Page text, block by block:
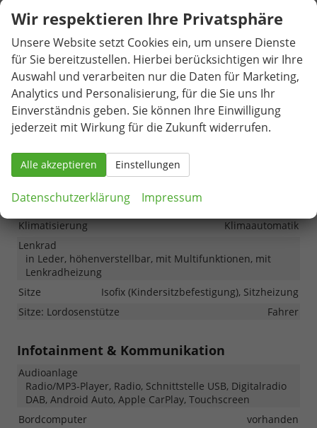
17"" LM-Felgen mit Reifen 215/55R17
Nebelscheinwerfer vorne
Tagfahrlicht mit LED
LED-Scheinwerfer
Geschwindigkeitserkennung
Navigation vorbereitet
wireless Apple Carplay / Android Auto
Fensterheber
Klimatisierung
Klimaautomatik
Lenkrad
in Leder, höhenverstellbar, mit Multifunktionen, mit
Lenkradheizung
Sitze
Isofix (Kindersitzbefestigung), Sitzheizung
Sitze: Lordosenstütze
Fahrer
Infotainment & Kommunikation
Audioanlage
Radio/MP3-Player, Radio, Schnittstelle USB, Digitalradio
DAB, Android Auto, Apple CarPlay, Touchscreen
Bordcomputer
vorhanden
Wir respektieren Ihre Privatsphäre
Unsere Website setzt Cookies ein, um unsere Dienste
für Sie bereitzustellen. Hierbei berücksichtigen wir Ihre
Auswahl und verarbeiten nur die Daten für Marketing,
Analytics und Personalisierung, für die Sie uns Ihr
Einverständnis geben. Sie können Ihre Einwilligung
jederzeit mit Wirkung für die Zukunft widerrufen.
Alle akzeptieren Einstellungen
Datenschutzerklärung Impressum